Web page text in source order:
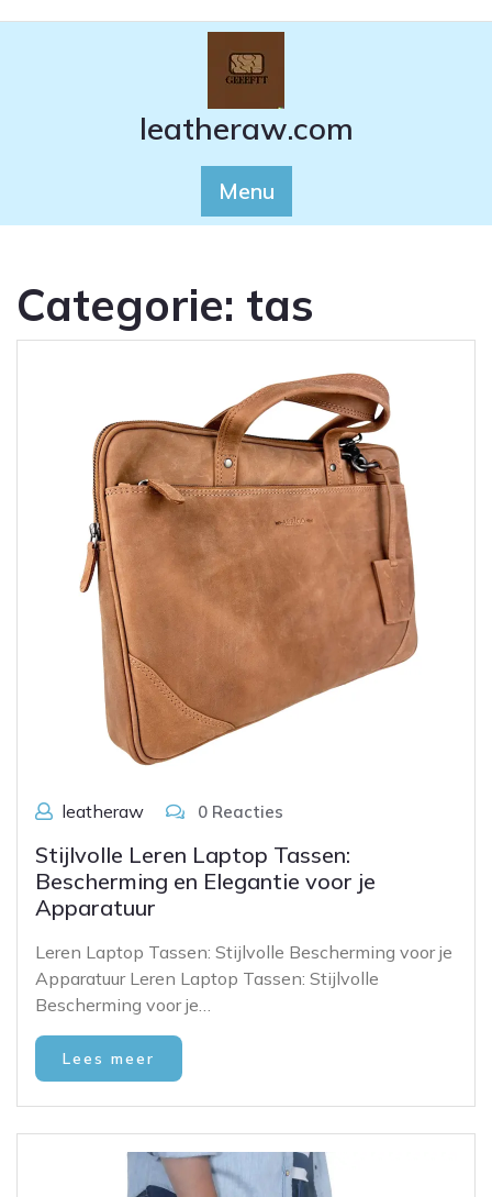
leatheraw.com
Menu
Categorie: tas
leatheraw 0 Reacties
Stijlvolle Leren Laptop Tassen:
Bescherming en Elegantie voor je
Apparatuur
Leren Laptop Tassen: Stijlvolle Bescherming voor je
Apparatuur Leren Laptop Tassen: Stijlvolle
Bescherming voor je…
Lees meer